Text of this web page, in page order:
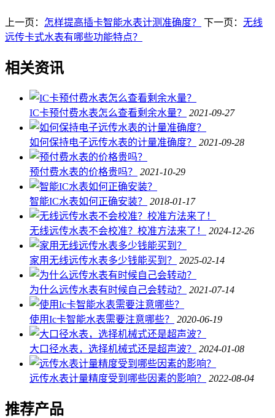
上一页： 怎样提高插卡智能水表计测准确度？ 下一页： 无线
远传卡式水表有哪些功能特点？
相关资讯
IC卡预付费水表怎么查看剩余水量？ 2021-09-27
如何保持电子远传水表的计量准确度？ 2021-09-28
预付费水表的价格贵吗？ 2021-10-29
智能IC水表如何正确安装？ 2018-01-17
无线远传水表不会校准？校准方法来了！ 2024-12-26
家用无线远传水表多少钱能买到？ 2025-02-14
为什么远传水表有时候自己会转动？ 2021-07-14
使用Ic卡智能水表需要注意哪些？ 2020-06-19
大口径水表，选择机械式还是超声波？ 2024-01-08
远传水表计量精度受到哪些因素的影响？ 2022-08-04
推荐产品